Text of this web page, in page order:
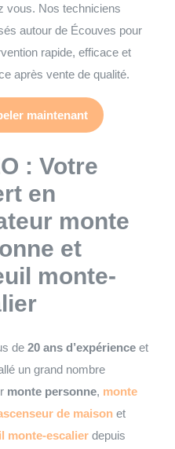
vous. Nos techniciens
autour de Écouves pour
rapide, efficace et
après vente de qualité.
maintenant
: Votre
en
monte
et
monte-
de 20 ans d’expérienceet
un grand nombre
monte personne, monte
de maisonet
monte-escalierdepuis